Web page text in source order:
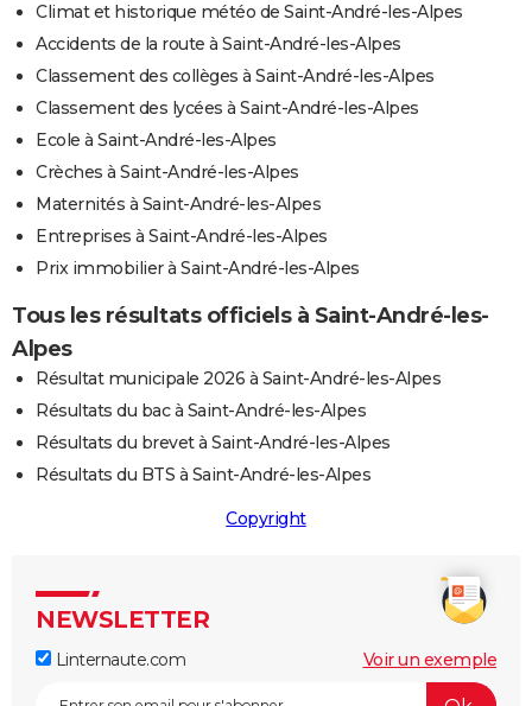
Climat et historique météo de Saint-André-les-Alpes
Accidents de la route à Saint-André-les-Alpes
Classement des collèges à Saint-André-les-Alpes
Classement des lycées à Saint-André-les-Alpes
Ecole à Saint-André-les-Alpes
Crèches à Saint-André-les-Alpes
Maternités à Saint-André-les-Alpes
Entreprises à Saint-André-les-Alpes
Prix immobilier à Saint-André-les-Alpes
Tous les résultats officiels à Saint-André-les-
Alpes
Résultat municipale 2026 à Saint-André-les-Alpes
Résultats du bac à Saint-André-les-Alpes
Résultats du brevet à Saint-André-les-Alpes
Résultats du BTS à Saint-André-les-Alpes
Copyright
NEWSLETTER
Linternaute.com Voir un exemple